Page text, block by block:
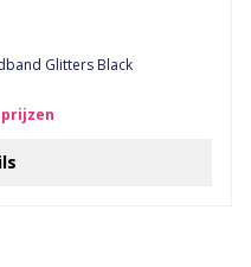
Glitters Black